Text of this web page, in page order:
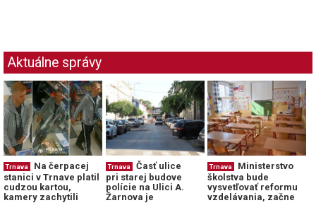
Aktuálne správy
Trnava
Na čerpacej
stanici v Trnave platil
cudzou kartou,
kamery zachytili
Trnava
Časť ulice
pri starej budove
polície na Ulici A.
Žarnova je
Trnava
Ministerstvo
školstva bude
vysvetľovať reformu
vzdelávania, začne